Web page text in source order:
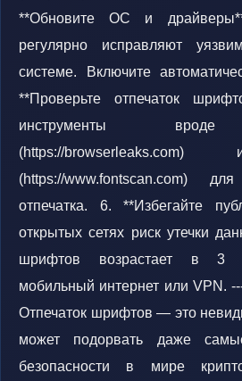
**Обновите ОС и
регулярно исправляют
системе. Включите
**Проверьте отпечаток
инструменты вроде
(https://
(https://www.fontscan.com)
отпечатка. 6. **Избегайте
открытых сетях риск утечки
шрифтов возрастает в 3
мобильный интернет или VPN.
Отпечаток шрифтов — это
может подорвать даже
безопасности в мире